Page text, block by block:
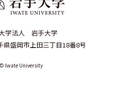
学法人 岩手大学
県盛岡市上田三丁目18番8号
© Iwate University